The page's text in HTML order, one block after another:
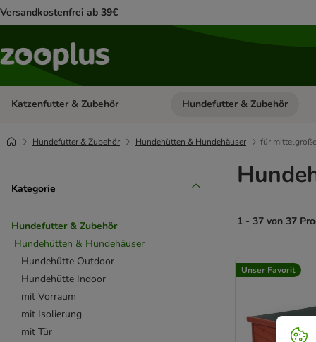
Versandkostenfrei ab 39€
Katzenfutter & Zubehör Kategorie-Menü öffnen:
Hundefutter & Zubehör
Hundefutter & Zubehör Hundehütten & Hundehäuser für
Kategorie
Hundefutter & Zubehör
Hundehütten & Hundehäuser
Hundehütte Outdoor
Hundehütte Indoor
mit Vorraum
mit Isolierung
mit Tür
1 - 37 von 37
Unser Favorit